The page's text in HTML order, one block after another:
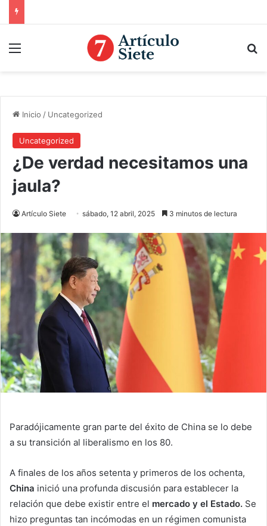
Menú
Inicio / Uncategorized
Uncategorized
¿De verdad necesitamos una
jaula?
Artículo Siete sábado, 12 abril, 2025 3 minutos de lectura
Paradójicamente gran parte del éxito de China se lo debe
a su transición al liberalismo en los 80.
A finales de los años setenta y primeros de los ochenta,
China inició una profunda discusión para establecer la
relación que debe existir entre el mercado y el Estado. Se
hizo preguntas tan incómodas en un régimen comunista